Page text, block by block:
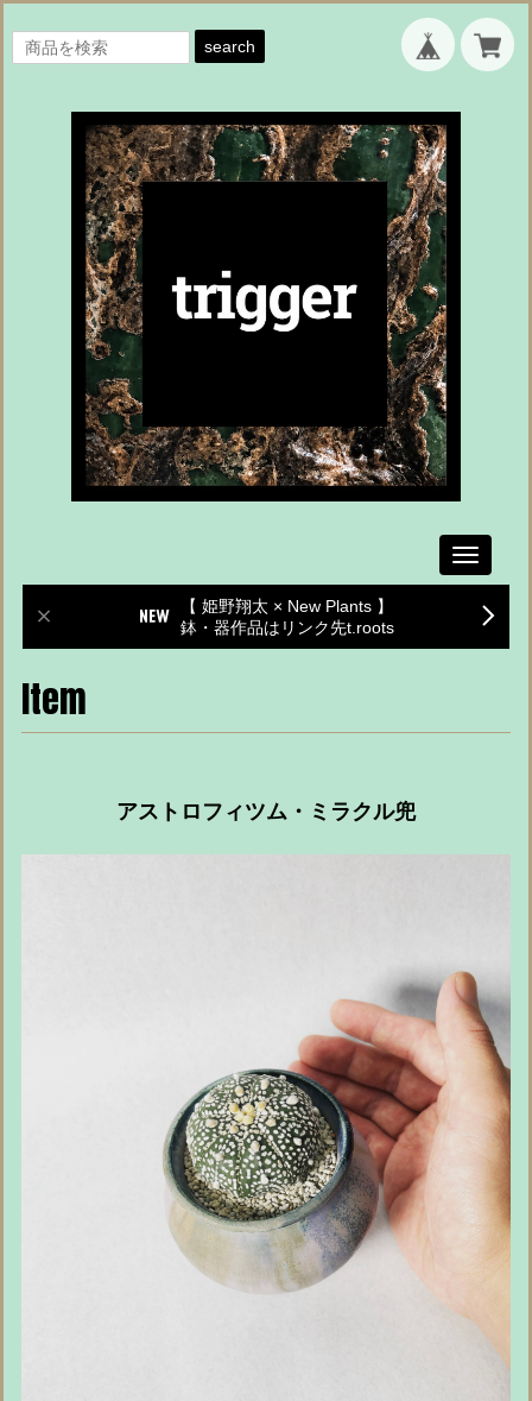
search
Toggle
【 姫野翔太 × New Plants 】
鉢・器作品はリンク先t.roots
Item
アストロフィツム・ミラクル兜